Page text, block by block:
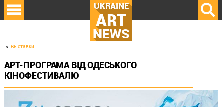
UKRAINE
ART
NEWS
Выставки
АРТ-ПРОГРАМА ВІД ОДЕСЬКОГО
КІНОФЕСТИВАЛЮ